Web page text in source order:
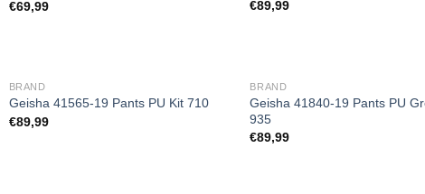
€69,99
€89,99
BRAND
Geisha 41565-19 Pants PU Kit 710
€89,99
BRAND
Geisha 41840-19 Pants PU
935
€89,99